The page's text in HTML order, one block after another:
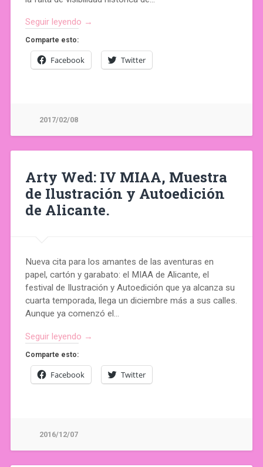
Seguir leyendo →
Comparte esto:
Facebook Twitter
2017/02/08
Arty Wed: IV MIAA, Muestra
de Ilustración y Autoedición
de Alicante.
Nueva cita para los amantes de las aventuras en
papel, cartón y garabato: el MIAA de Alicante, el
festival de Ilustración y Autoedición que ya alcanza su
cuarta temporada, llega un diciembre más a sus calles.
Aunque ya comenzó el…
Seguir leyendo →
Comparte esto:
Facebook Twitter
2016/12/07